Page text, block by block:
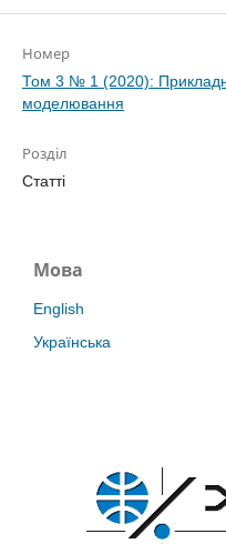
Номер
Том 3 № 1 (2020):
моделювання
Розділ
Статті
Мова
English
Українська